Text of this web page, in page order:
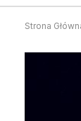
Strona